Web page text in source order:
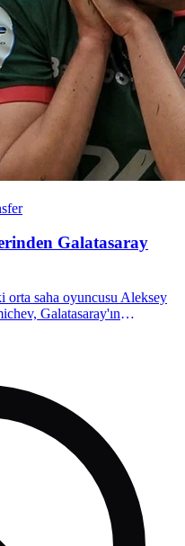
Galatasaray
orta saha oyuncusu Aleksey
Galatasaray'ın
gönderildiğini belirterek,